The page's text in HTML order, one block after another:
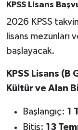
KPSS Lisans
2026 KPSS
lisans mezunları
başlayacak.
KPSS Lisans
Kültür ve Alan
Başlangıç: 1
Bitiş: 13